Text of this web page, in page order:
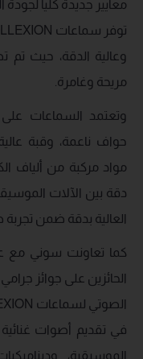
معايير جديدة كلياً
وعالية الدقة، حيث تم
مريحة وغامرة.
وتعتمد السماعات
حواف ناعمة، وقبة
مواد مركبة من ألياف
دقة بين الآلات
العالية بدقة ضمن
كما تعاونت سوني مع
الحائزين على جوائز
في تقديم أصوات
الموسيقية،